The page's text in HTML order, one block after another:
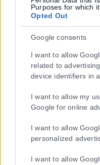
Purposes for which
Opted Out
Google consents
I want to allow
related to
device identifiers in
I want to allow my
Google for online
I want to allow
personalized
I want to allow
επέκταση η ιστοσελίδα που
συμμορφώνονται με τη
αντιμετώπιση του παράνομου